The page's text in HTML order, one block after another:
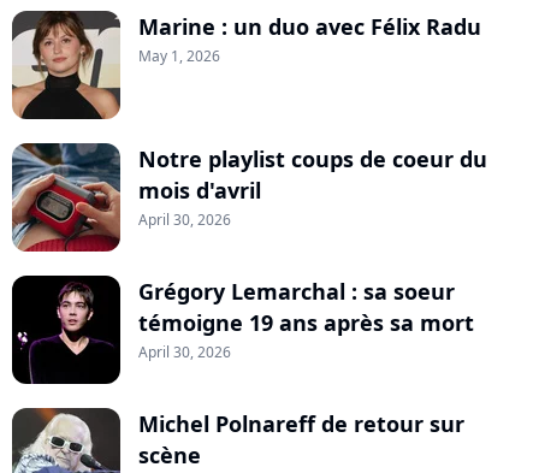
Marine : un duo avec Félix Radu
May 1, 2026
Notre playlist coups de coeur du
mois d'avril
April 30, 2026
Grégory Lemarchal : sa soeur
témoigne 19 ans après sa mort
April 30, 2026
Michel Polnareff de retour sur
scène